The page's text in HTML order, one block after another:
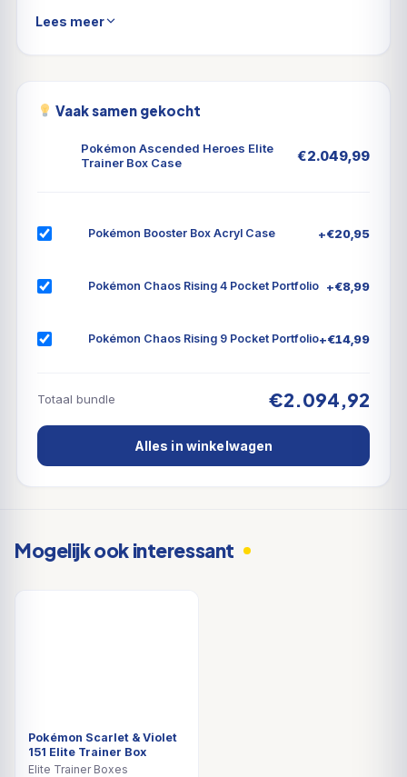
65 card sleeves met Mega Evolution Ascended
1 spelersgids voor de Ascended Heroes
6 damage counter dobbelstenen
1 kunststof Pokémon munt
6 plastic dividers om je kaarten in de box te
1 code card voor Pokémon Trading Card Game
Lees meer
Vaak samen gekocht
Pokémon Ascended Heroes Elite
Trainer Box Case
€2.049,99
Pokémon Booster Box Acryl Case +€20,95
Pokémon Chaos Rising 4 Pocket Portfolio +€8,99
Pokémon Chaos Rising 9 Pocket Portfolio+€14,99
Totaal bundle €2.094,92
Alles in winkelwagen
Mogelijk ook interessant
Pokémon Scarlet & Violet
151 Elite Trainer Box
Elite Trainer Boxes